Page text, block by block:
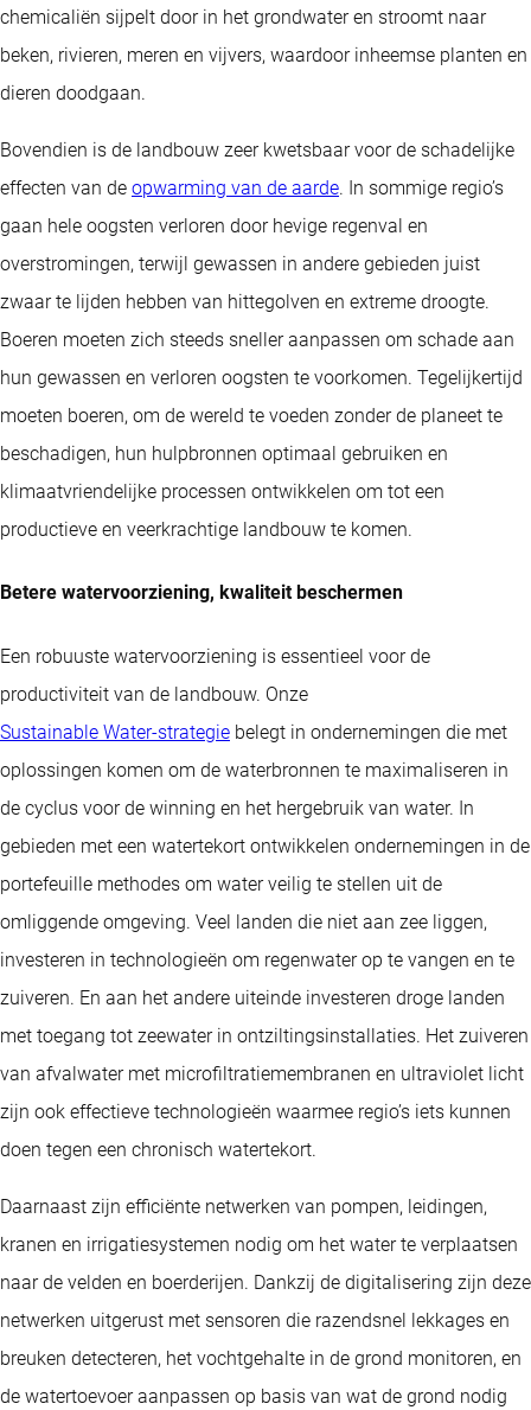
chemicaliën sijpelt door in het grondwater en stroomt naar
beken, rivieren, meren en vijvers, waardoor inheemse planten en
dieren doodgaan.
Bovendien is de landbouw zeer kwetsbaar voor de schadelijke
effecten van de opwarming van de aarde. In sommige regio’s
gaan hele oogsten verloren door hevige regenval en
overstromingen, terwijl gewassen in andere gebieden juist
zwaar te lijden hebben van hittegolven en extreme droogte.
Boeren moeten zich steeds sneller aanpassen om schade aan
hun gewassen en verloren oogsten te voorkomen. Tegelijkertijd
moeten boeren, om de wereld te voeden zonder de planeet te
beschadigen, hun hulpbronnen optimaal gebruiken en
klimaatvriendelijke processen ontwikkelen om tot een
productieve en veerkrachtige landbouw te komen.
Betere watervoorziening, kwaliteit beschermen
Een robuuste watervoorziening is essentieel voor de
productiviteit van de landbouw. Onze
Sustainable Water-strategie belegt in ondernemingen die met
oplossingen komen om de waterbronnen te maximaliseren in
de cyclus voor de winning en het hergebruik van water. In
gebieden met een watertekort ontwikkelen ondernemingen in de
portefeuille methodes om water veilig te stellen uit de
omliggende omgeving. Veel landen die niet aan zee liggen,
investeren in technologieën om regenwater op te vangen en te
zuiveren. En aan het andere uiteinde investeren droge landen
met toegang tot zeewater in ontziltingsinstallaties. Het zuiveren
van afvalwater met microfiltratiemembranen en ultraviolet licht
zijn ook effectieve technologieën waarmee regio’s iets kunnen
doen tegen een chronisch watertekort.
Daarnaast zijn efficiënte netwerken van pompen, leidingen,
kranen en irrigatiesystemen nodig om het water te verplaatsen
naar de velden en boerderijen. Dankzij de digitalisering zijn deze
netwerken uitgerust met sensoren die razendsnel lekkages en
breuken detecteren, het vochtgehalte in de grond monitoren, en
de watertoevoer aanpassen op basis van wat de grond nodig